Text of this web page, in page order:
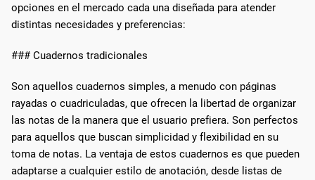
opciones en el mercado cada una diseñada para atender
distintas necesidades y preferencias:
### Cuadernos tradicionales
Son aquellos cuadernos simples, a menudo con páginas
rayadas o cuadriculadas, que ofrecen la libertad de organizar
las notas de la manera que el usuario prefiera. Son perfectos
para aquellos que buscan simplicidad y flexibilidad en su
toma de notas. La ventaja de estos cuadernos es que pueden
adaptarse a cualquier estilo de anotación, desde listas de